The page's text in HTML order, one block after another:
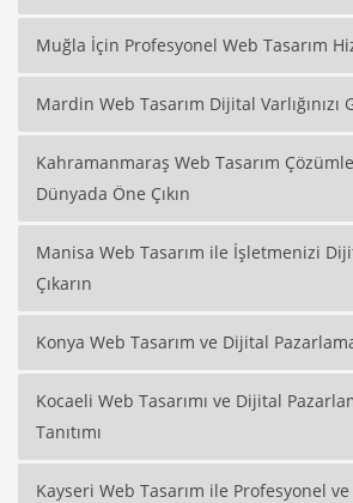
Muğla İçin Profesyonel Web Tasarım
Mardin Web Tasarım Dijital Varlığınızı
Kahramanmaraş Web Tasarım
Dünyada Öne Çıkın
Manisa Web Tasarım ile İşletmenizi
Çıkarın
Konya Web Tasarım ve Dijital
Kocaeli Web Tasarımı ve Dijital
Tanıtımı
Kayseri Web Tasarım ile Profesyonel